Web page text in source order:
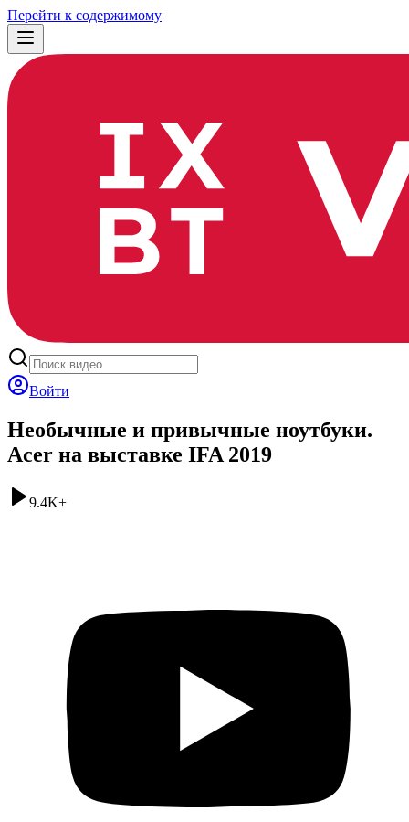
Перейти к содержимому
Войти
Необычные и привычные ноутбуки.
Acer на выставке IFA 2019
9.4K+